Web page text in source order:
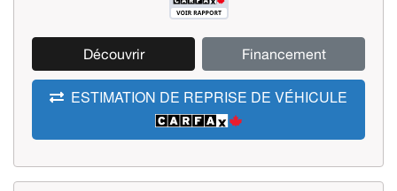
Découvrir Financement
ESTIMATION DE REPRISE DE VÉHICULE